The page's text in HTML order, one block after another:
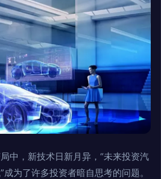
中，新技术日新月异，“未来投资汽
为了许多投资者暗自思考的问题。